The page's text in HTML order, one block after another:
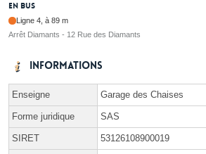
En bus
Ligne 4, à 89 m
Arrêt Diamants - 12 Rue des Diamants
Informations
Enseigne Garage des Chaises
Forme juridique SAS
SIRET 53126108900019